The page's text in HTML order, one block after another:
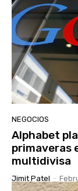
NEGOCIOS
Alphabet
primaveras
multidivisa
Jimit Patel -